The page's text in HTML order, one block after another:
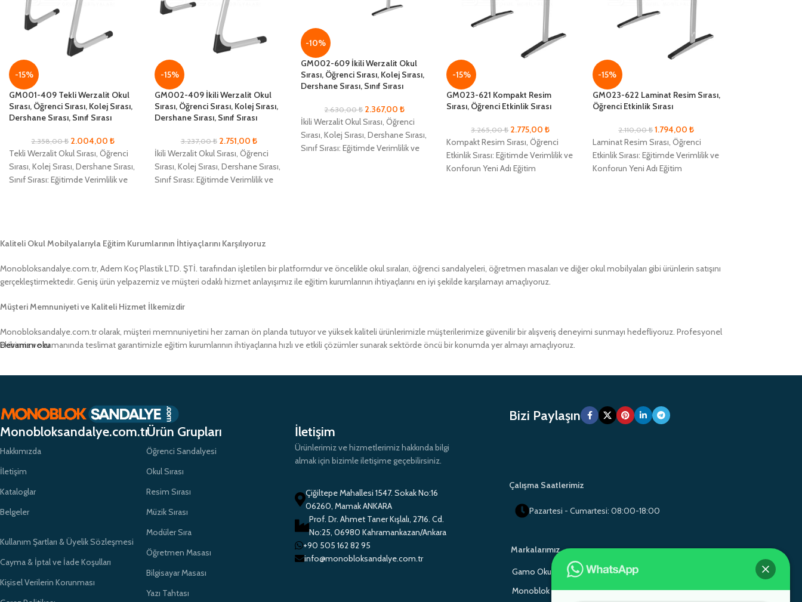
-15%
GM001-409 Tekli Werzalit Okul
Sırası, Öğrenci Sırası, Kolej Sırası,
Dershane Sırası, Sınıf Sırası
2.358,00₺ 2.004,00₺
Tekli Werzalit Okul Sırası, Öğrenci
Sırası, Kolej Sırası, Dershane Sırası,
Sınıf Sırası: Eğitimde Verimlilik ve
-15%
GM002-409 İkili Werzalit Okul
Sırası, Öğrenci Sırası, Kolej Sırası,
Dershane Sırası, Sınıf Sırası
3.237,00₺ 2.751,00 ₺
İkili Werzalit Okul Sırası, Öğrenci
Sırası, Kolej Sırası, Dershane Sırası,
Sınıf Sırası: Eğitimde Verimlilik ve
-10%
GM002-609 İkili Werzalit Okul
Sırası, Öğrenci Sırası, Kolej Sırası,
Dershane Sırası, Sınıf Sırası
2.630,00₺ 2.367,00₺
İkili Werzalit Okul Sırası, Öğrenci
Sırası, Kolej Sırası, Dershane Sırası,
Sınıf Sırası: Eğitimde Verimlilik ve
-15%
GM023-621 Kompakt Resim
Sırası, Öğrenci Etkinlik Sırası
3.265,00₺ 2.775,00₺
Kompakt Resim Sırası, Öğrenci
Etkinlik Sırası: Eğitimde Verimlilik ve
Konforun Yeni Adı Eğitim
-15%
GM023-622 Laminat Resim Sırası,
Öğrenci Etkinlik Sırası
2.110,00₺ 1.794,00₺
Laminat Resim Sırası, Öğrenci
Etkinlik Sırası: Eğitimde Verimlilik ve
Konforun Yeni Adı Eğitim
Kaliteli Okul Mobilyalarıyla Eğitim Kurumlarının İhtiyaçlarını Karşılıyoruz
Monobloksandalye.com.tr, Adem Koç Plastik LTD. ŞTİ. tarafından işletilen bir platformdur ve öncelikle okul sıraları, öğrenci sandalyeleri, öğretmen masaları ve diğer okul mobilyaları gibi ürünlerin satışını
gerçekleştirmektedir. Geniş ürün yelpazemiz ve müşteri odaklı hizmet anlayışımız ile eğitim kurumlarının ihtiyaçlarını en iyi şekilde karşılamayı amaçlıyoruz.
Müşteri Memnuniyeti ve Kaliteli Hizmet İlkemizdir
Monobloksandalye.com.tr olarak, müşteri memnuniyetini her zaman ön planda tutuyor ve yüksek kaliteli ürünlerimizle müşterilerimize güvenilir bir alışveriş deneyimi sunmayı hedefliyoruz. Profesyonel
ekibimiz ve zamanında teslimat garantimizle eğitim kurumlarının ihtiyaçlarına hızlı ve etkili çözümler sunarak sektörde öncü bir konumda yer almayı amaçlıyoruz.
Devamını oku
Monobloksandalye.com.tr
Hakkımızda
İletişim
Kataloglar
Belgeler
Kullanım Şartları & Üyelik Sözleşmesi
Cayma & İptal ve İade Koşulları
Kişisel Verilerin Korunması
Ürün Grupları
Öğrenci Sandalyesi
Okul Sırası
Resim Sırası
Müzik Sırası
Modüler Sıra
Öğretmen Masası
Bilgisayar Masası
Yazı Tahtası
İletişim
Çiğiltepe Mahallesi 1547. Sokak No:16
06260, Mamak ANKARA
Prof. Dr. Ahmet Taner Kışlalı, 2716. Cd.
No:25, 06980 Kahramankazan/Ankara
+90 505 162 82 95
Ürünlerimiz ve hizmetlerimiz hakkında bilgi
almak için bizimle iletişime geçebilirsiniz.
info@monobloksandalye.com.tr
Bizi Paylaşın
Çalışma Saatlerimiz
Pazartesi - Cumartesi: 08:00-18:00
Markalarımız
Gamo Okul Mobilyaları
Gamo School Furniture
Monoblok Sandalye
Monoblok Sandalye